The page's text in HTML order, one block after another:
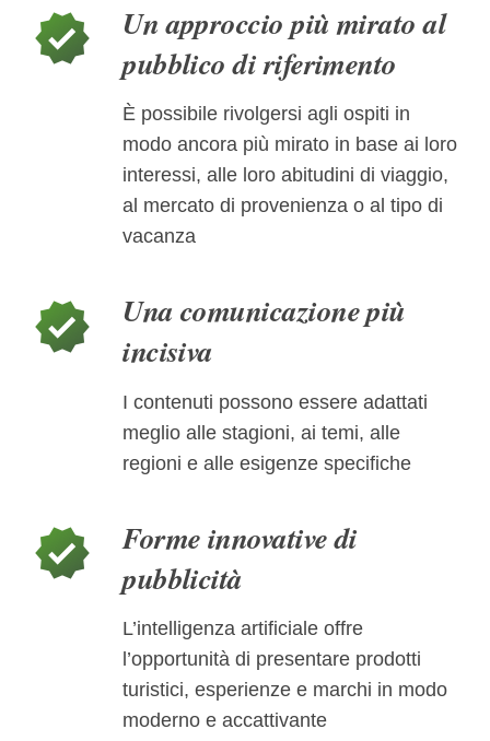
verified
Un approccio più mirato al
pubblico di riferimento
È possibile rivolgersi agli ospiti in
modo ancora più mirato in base ai loro
interessi, alle loro abitudini di viaggio,
al mercato di provenienza o al tipo di
vacanza
verified
Una comunicazione più
incisiva
I contenuti possono essere adattati
meglio alle stagioni, ai temi, alle
regioni e alle esigenze specifiche
verified
Forme innovative di
pubblicità
L’intelligenza artificiale offre
l’opportunità di presentare prodotti
turistici, esperienze e marchi in modo
moderno e accattivante